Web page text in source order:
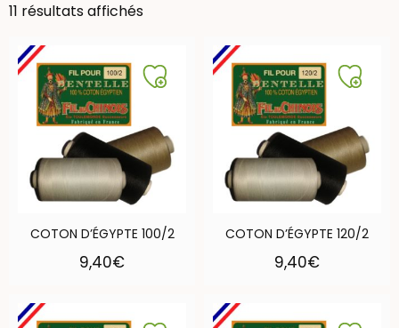
11 résultats affichés
COTON D’ÉGYPTE 100/2
9,40€
COTON D’ÉGYPTE 120/2
9,40€